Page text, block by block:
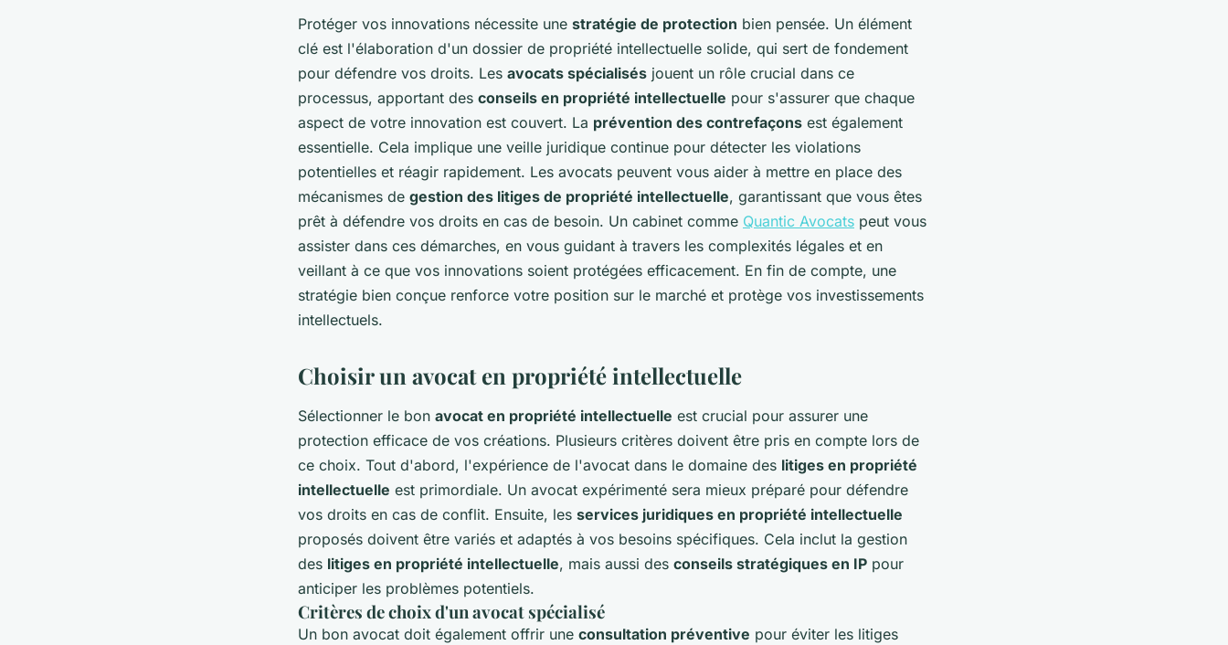
Protéger vos innovations nécessite une stratégie de protection bien pensée. Un élément
clé est l'élaboration d'un dossier de propriété intellectuelle solide, qui sert de fondement
pour défendre vos droits. Les avocats spécialisés jouent un rôle crucial dans ce
processus, apportant des conseils en propriété intellectuelle pour s'assurer que chaque
aspect de votre innovation est couvert. La prévention des contrefaçons est également
essentielle. Cela implique une veille juridique continue pour détecter les violations
potentielles et réagir rapidement. Les avocats peuvent vous aider à mettre en place des
mécanismes de gestion des litiges de propriété intellectuelle, garantissant que vous êtes
prêt à défendre vos droits en cas de besoin. Un cabinet comme Quantic Avocats peut vous
assister dans ces démarches, en vous guidant à travers les complexités légales et en
veillant à ce que vos innovations soient protégées efficacement. En fin de compte, une
stratégie bien conçue renforce votre position sur le marché et protège vos investissements
intellectuels.
Choisir un avocat en propriété intellectuelle
Sélectionner le bon avocat en propriété intellectuelle est crucial pour assurer une
protection efficace de vos créations. Plusieurs critères doivent être pris en compte lors de
ce choix. Tout d'abord, l'expérience de l'avocat dans le domaine des litiges en propriété
intellectuelle est primordiale. Un avocat expérimenté sera mieux préparé pour défendre
vos droits en cas de conflit. Ensuite, les services juridiques en propriété intellectuelle
proposés doivent être variés et adaptés à vos besoins spécifiques. Cela inclut la gestion
des litiges en propriété intellectuelle, mais aussi des conseils stratégiques en IP pour
anticiper les problèmes potentiels.
Critères de choix d'un avocat spécialisé
Un bon avocat doit également offrir une consultation préventive pour éviter les litiges